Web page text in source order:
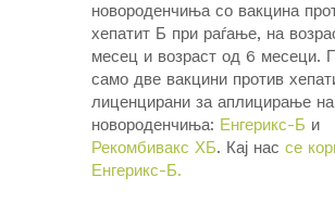
новороденчиња со вакцина
хепатит Б при раѓање, на
месец и возраст од 6 месеци.
само две вакцини против
лиценцирани за аплицирање на
новороденчиња: Енгерикс-Б и
Рекомбивакс ХБ. Кај нас се
Енгерикс-Б.